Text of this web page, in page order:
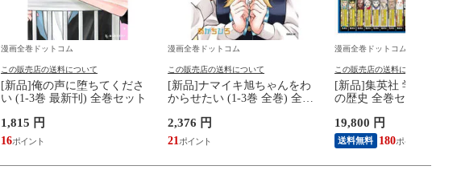
漫画全巻ドットコム
この販売店の送料について
[新品]俺の声に堕ちてくださ
い (1-3巻 最新刊) 全巻セット
1,815 円
16
漫画全巻ドットコム
この販売店の送料について
[新品]ナマイキ旭ちゃんをわ
からせたい (1-3巻 全巻) 全巻
2,376 円
21
漫画全巻ドットコム
この販売店の送料について
[新品]集英社 学習まん
の歴史 全巻セット(全18
19,800 円
送料無料 180